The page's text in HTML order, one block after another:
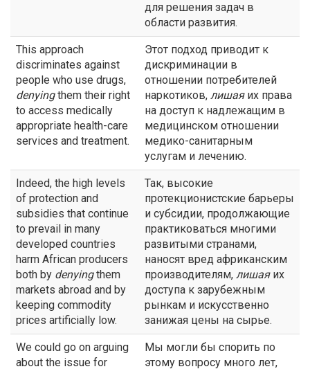
для решения задач в
области развития.
This approach
discriminates against
people who use drugs,
denyingthem their right
to access medically
appropriate health-care
services and treatment.
Этот подход приводит к
дискриминации в
отношении потребителей
наркотиков, лишаяих права
на доступ к надлежащим в
медицинском отношении
медико-санитарным
услугам и лечению.
Indeed, the high levels
of protection and
subsidies that continue
to prevail in many
developed countries
harm African producers
both by denyingthem
markets abroad and by
keeping commodity
prices artificially low.
Так, высокие
протекционистские барьеры
и субсидии, продолжающие
практиковаться многими
развитыми странами,
наносят вред африканским
производителям, лишаяих
доступа к зарубежным
рынкам и искусственно
занижая цены на сырье.
We could go on arguing
about the issue for
Мы могли бы спорить по
этому вопросу много лет,